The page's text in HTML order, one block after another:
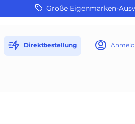
Große Eigenmarken-
Direktbestellung